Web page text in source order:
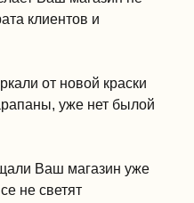
клиентов и
от новой краски
уже нет былой
Ваш магазин уже
не светят